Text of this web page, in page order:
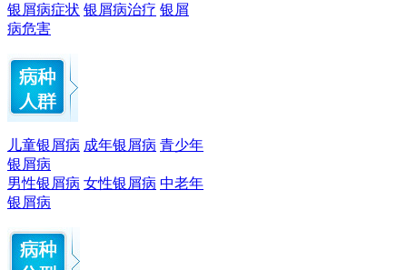
银屑病症状 银屑病治疗 银屑
病危害
儿童银屑病 成年银屑病 青少年
银屑病
男性银屑病 女性银屑病 中老年
银屑病